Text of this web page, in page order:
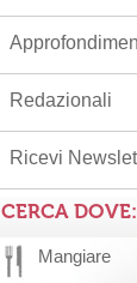
Redazionali
Ricevi
CERCA DOVE:
Mangiare